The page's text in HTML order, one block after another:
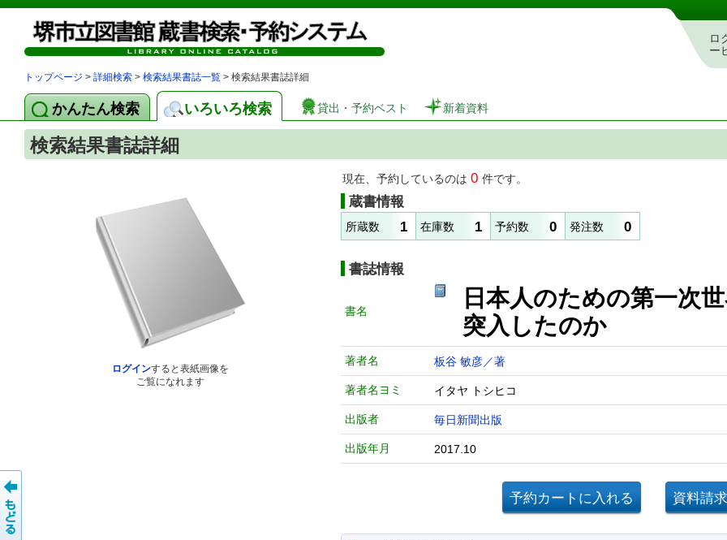
図書館 蔵書検索・予約システム
ロ
ー
トップページ > 詳細検索 > 検索結果書誌一覧 > 検索結果書誌詳細
かんたん検索 いろいろ検索 貸出・予約ベスト 新着資料
検索結果書誌詳細
ログインすると表紙画像を
ご覧になれます
現在、予約しているのは 0 件です。
蔵書情報
所蔵数 1 在庫数 1 予約数 0 発注数 0
書誌情報
書名
日本人のための第一
突入したのか
著者名 板谷 敏彦／著
著者名ヨミ イタヤ トシヒコ
出版者 毎日新聞出版
出版年月 2017.10